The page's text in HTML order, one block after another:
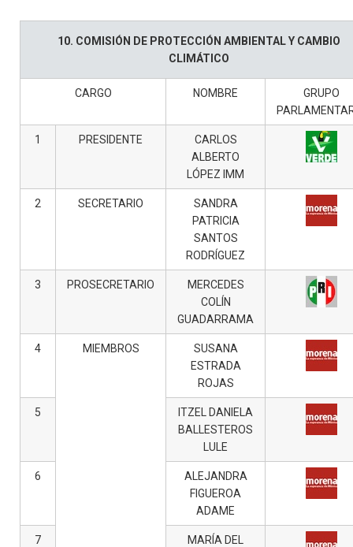
10. COMISIÓN DE PROTECCIÓN AMBIENTAL Y CAMBIO
CLIMÁTICO
CARGO NOMBRE
GRUPO
1 PRESIDENTE
CARLOS
ALBERTO
LÓPEZ IMM
2 SECRETARIO
SANDRA
PATRICIA
SANTOS
RODRÍGUEZ
3 PROSECRETARIO
MERCEDES
COLÍN
GUADARRAMA
4 MIEMBROS
SUSANA
ESTRADA
ROJAS
5
ITZEL DANIELA
BALLESTEROS
LULE
6
ALEJANDRA
FIGUEROA
ADAME
7
MARÍA DEL